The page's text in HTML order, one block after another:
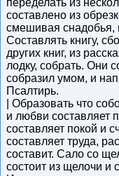
переделать из
составлено из
смешивая снадобья,
Составлять книгу,
других книг, из
лодку, собрать. Они
собразил умом, и
Псалтирь.
| Образовать что
и любви составляет
составляет покой и
составляет труда,
составит. Сало со
состоит из щелочи и